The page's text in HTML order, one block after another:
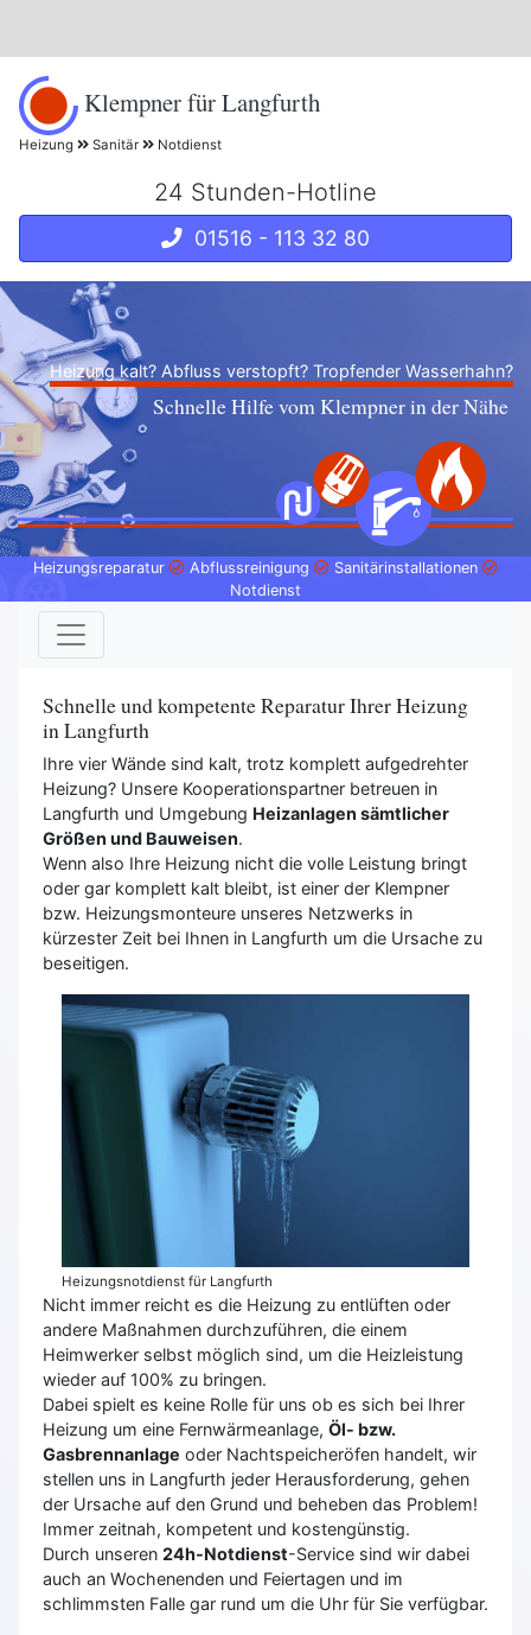
Klempner für Langfurth
Heizung Sanitär Notdienst
24 Stunden-Hotline
01516 - 113 32 80
Heizung kalt? Abfluss verstopft? Tropfender Wasserhahn?
Schnelle Hilfe vom Klempner in der Nähe
Heizungsreparatur Abflussreinigung
Sanitärinstallationen
Notdienst
Schnelle und kompetente Reparatur Ihrer Heizung
in Langfurth
Ihre vier Wände sind kalt, trotz komplett aufgedrehter
Heizung? Unsere Kooperationspartner betreuen in
Langfurth und Umgebung Heizanlagen sämtlicher
Größen und Bauweisen.
Wenn also Ihre Heizung nicht die volle Leistung bringt
oder gar komplett kalt bleibt, ist einer der Klempner
bzw. Heizungsmonteure unseres Netzwerks in
kürzester Zeit bei Ihnen in Langfurth um die Ursache zu
beseitigen.
Heizungsnotdienst für Langfurth
Nicht immer reicht es die Heizung zu entlüften oder
andere Maßnahmen durchzuführen, die einem
Heimwerker selbst möglich sind, um die Heizleistung
wieder auf 100% zu bringen.
Dabei spielt es keine Rolle für uns ob es sich bei Ihrer
Heizung um eine Fernwärmeanlage, Öl- bzw.
Gasbrennanlage oder Nachtspeicheröfen handelt, wir
stellen uns in Langfurth jeder Herausforderung, gehen
der Ursache auf den Grund und beheben das Problem!
Immer zeitnah, kompetent und kostengünstig.
Durch unseren 24h-Notdienst-Service sind wir dabei
auch an Wochenenden und Feiertagen und im
schlimmsten Falle gar rund um die Uhr für Sie verfügbar.